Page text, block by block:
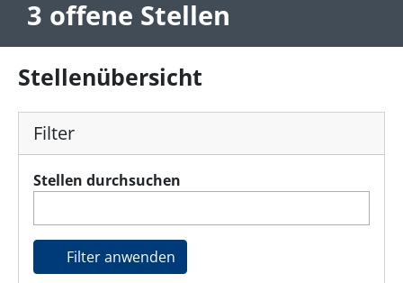
3 offene Stellen
Stellenübersicht
Filter
Stellen durchsuchen
Filter anwenden